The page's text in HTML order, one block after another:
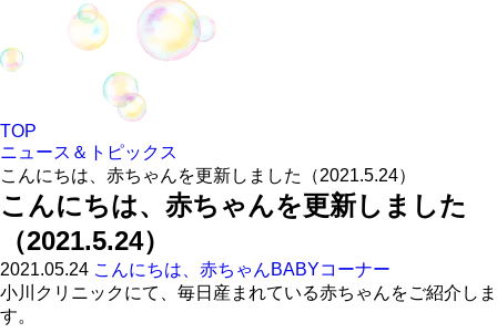
TOP
ニュース＆トピックス
こんにちは、赤ちゃんを更新しました（2021.5.24）
こんにちは、赤ちゃんを更新しました
（2021.5.24）
2021.05.24 こんにちは、赤ちゃんBABYコーナー
小川クリニックにて、毎日産まれている赤ちゃんをご紹介しま
す。